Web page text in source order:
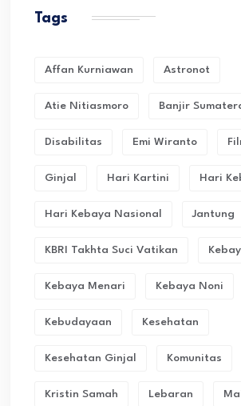
Tags
Affan Kurniawan Astronot
Atie Nitiasmoro Banjir
Disabilitas Emi Wiranto
Ginjal Hari Kartini Hari
Hari Kebaya Nasional Jantung
KBRI Takhta Suci Vatikan
Kebaya Menari Kebaya Noni
Kebudayaan Kesehatan
Kesehatan Ginjal Komunitas
Kristin Samah Lebaran